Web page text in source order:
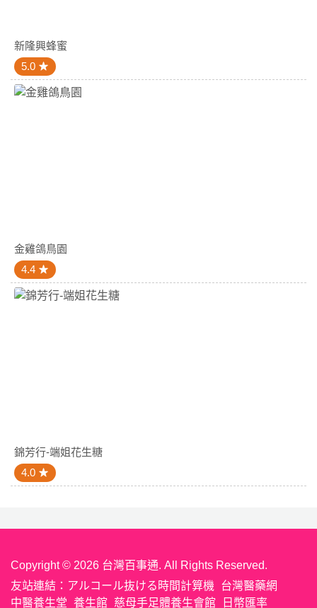
新隆興蜂蜜
5.0
金雞鴿鳥園
4.4
錦芳行-端姐花生糖
4.0
Copyright © 2026 台灣百事通. All Rights Reserved.
友站連結： アルコール抜ける時間計算機
台灣醫藥網
中醫養生堂 養生館 慈母手足體養生會館 日幣匯率